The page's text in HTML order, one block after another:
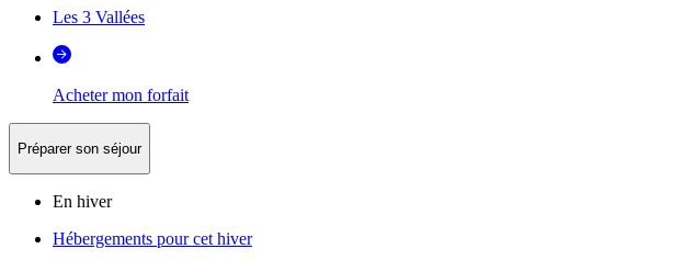
Les 3 Vallées
Acheter mon forfait
Préparer son séjour
En hiver
Hébergements pour cet hiver